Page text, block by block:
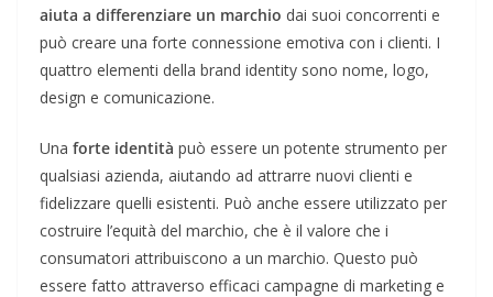
aiuta a differenziare un marchio dai suoi concorrenti e
può creare una forte connessione emotiva con i clienti. I
quattro elementi della brand identity sono nome, logo,
design e comunicazione.
Una forte identità può essere un potente strumento per
qualsiasi azienda, aiutando ad attrarre nuovi clienti e
fidelizzare quelli esistenti. Può anche essere utilizzato per
costruire l’equità del marchio, che è il valore che i
consumatori attribuiscono a un marchio. Questo può
essere fatto attraverso efficaci campagne di marketing e